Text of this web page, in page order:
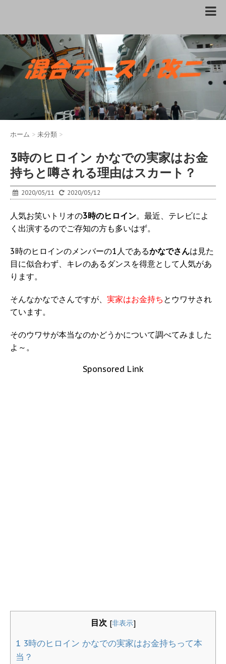
ホーム > 未分類 >
3時のヒロイン かなでの実家はお金
持ちと噂される理由はスカート？
2020/05/11 2020/05/12
人気お笑いトリオの3時のヒロイン。最近、テレビによ
く出演するのでご存知の方も多いはず。
3時のヒロインのメンバーの1人であるかなでさんは見た
目に似合わず、キレのあるダンスを得意として人気があ
ります。
そんなかなでさんですが、 実家はお金持ち とウワサされ
ています。
そのウワサが本当なのかどうかについて調べてみました
よ～。
Sponsored Link
目次 [非表示]
1 3時のヒロイン かなでの実家はお金持ちって本
当？